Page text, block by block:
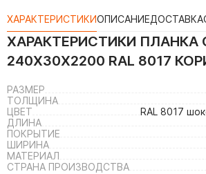
ХАРАКТЕРИСТИКИОПИСАНИЕДОСТАВКА
ХАРАКТЕРИСТИКИ ПЛАНКА
240Х30Х2200 RAL 8017
РАЗМЕР
ТОЛЩИНА
ЦВЕТ
RAL 8017
ДЛИНА
ПОКРЫТИЕ
ШИРИНА
МАТЕРИАЛ
СТРАНА ПРОИЗВОДСТВА